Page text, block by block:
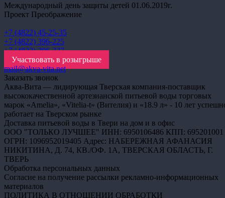
Международный день защиты детей 01.06.2019г.
Проект Преображение
+7 (4822) 45-25-35
+7 (4822) 396-225
+7 (4822) 396-227
Участвовать в розыгрыше
mail@akva-vita.net
Заказать звонок
Аква-Вита — лидирующая Тверская компания-поставщик
высококачественной артезианской питьевой воды торговых
марок «Amelia», «Vitelia-t» (Вителия) и «18.9 л» - 10 лет
работает на Тверском рынке
Доставка питьевой воды в Твери на дом и в офис
ООО "ТОЛЬКО ЛУЧШЕЕ" ИНН: 6950106486 КПП: 695201001
ОГРН: 1096952019405 Адрес: НАБЕРЕЖНАЯ АФАНАСИЯ
НИКИТИНА, Д. 74, КВ./ОФ. 1А, ТВЕРСКАЯ ОБЛАСТЬ, Г.
ТВЕРЬ
Обработка персональных данных
Согласие на получение рассылки рекламно-информационных
материалов
ПОЛИТИКА В ОТНОШЕНИИ ОБРАБОТКИ